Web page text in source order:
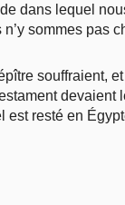
dans lequel
sommes pas
souffraient,
est resté en